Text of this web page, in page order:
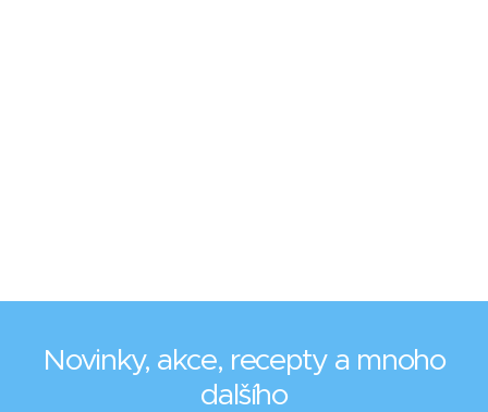
Novinky, akce, recepty a mnoho
dalšího